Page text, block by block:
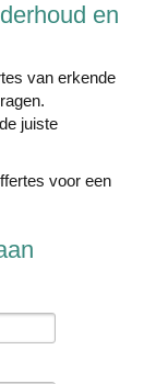
en
van erkende
juiste
voor een